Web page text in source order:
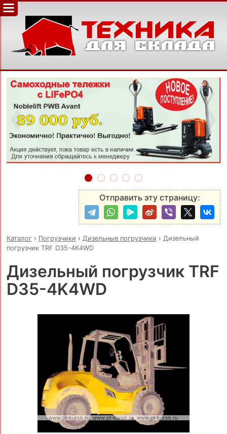
‹ ›
Отправить эту страницу:
Каталог› Погрузчики › Дизельные погрузчики › Дизельный
погрузчик TRF D35-4K4WD
Дизельный погрузчик TRF
D35-4K4WD